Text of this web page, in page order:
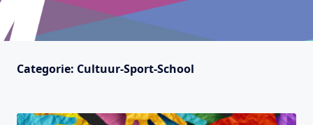
Categorie: Cultuur-Sport-School